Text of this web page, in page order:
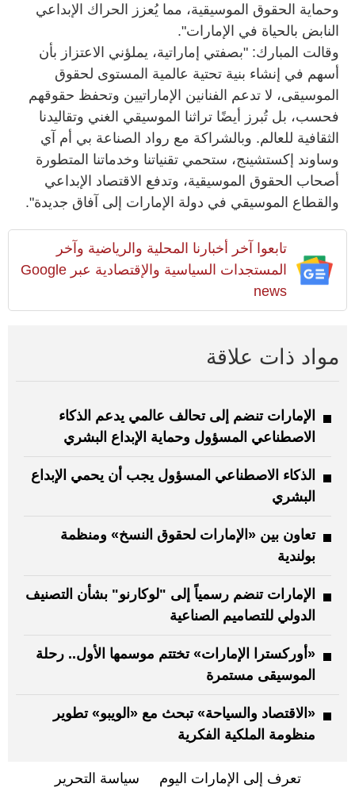
وحماية الحقوق الموسيقية، مما يُعزز الحراك الإبداعي
النابض بالحياة في الإمارات".
وقالت المبارك: "بصفتي إماراتية، يملؤني الاعتزاز بأن
أسهم في إنشاء بنية تحتية عالمية المستوى لحقوق
الموسيقى، لا تدعم الفنانين الإماراتيين وتحفظ حقوقهم
فحسب، بل تُبرز أيضًا تراثنا الموسيقي الغني وتقاليدنا
الثقافية للعالم. وبالشراكة مع رواد الصناعة بي أم آي
وساوند إكستشينج، ستحمي تقنياتنا وخدماتنا المتطورة
أصحاب الحقوق الموسيقية، وتدفع الاقتصاد الإبداعي
والقطاع الموسيقي في دولة الإمارات إلى آفاق جديدة".
تابعوا آخر أخبارنا المحلية والرياضية وآخر
المستجدات السياسية والإقتصادية عبر Google
news
مواد ذات علاقة
الإمارات تنضم إلى تحالف عالمي يدعم الذكاء
الاصطناعي المسؤول وحماية الإبداع البشري
الذكاء الاصطناعي المسؤول يجب أن يحمي الإبداع
البشري
تعاون بين «الإمارات لحقوق النسخ» ومنظمة
بولندية
الإمارات تنضم رسمياً إلى "لوكارنو" بشأن التصنيف
الدولي للتصاميم الصناعية
«أوركسترا الإمارات» تختتم موسمها الأول.. رحلة
الموسيقى مستمرة
«الاقتصاد والسياحة» تبحث مع «الويبو» تطوير
منظومة الملكية الفكرية
تعرف إلى الإمارات اليوم سياسة التحرير